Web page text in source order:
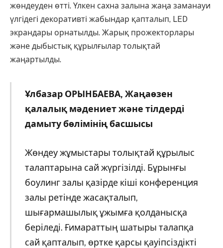
жөндеуден өтті. Үлкен сахна залына жаңа заманауи
үлгідегі декоративті жабындар қапталып, LED
экрандары орнатылды. Жарық прожекторлары
және дыбыстық құрылғылар толықтай
жаңартылды.
Ұлбазар ОРЫНБАЕВА, Жаңаөзен
қалалық мәдениет және тілдерді
дамыту бөлімінің басшысы
Жөндеу жұмыстары толықтай құрылыс
талаптарына сай жүргізілді. Бұрынғы
боулинг залы қазірде кіші конференция
залы ретінде жасақталып,
шығармашылық ұжымға қолданысқа
беріледі. Ғимараттың шатыры талапқа
сай қапталып, өртке қарсы қауіпсіздікті